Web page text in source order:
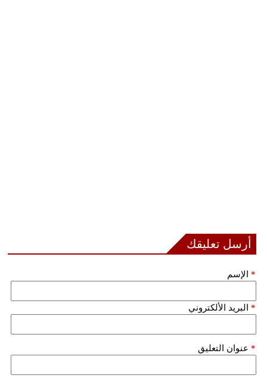
أرسل تعليقك
الإسم *
البريد الألكتروني *
عنوان التعليق *